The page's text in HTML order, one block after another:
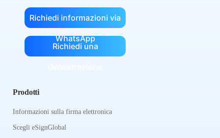
Richiedi informazioni via
WhatsApp
Richiedi una
Prodotti
Informazioni sulla firma elettronica
Scegli eSignGlobal